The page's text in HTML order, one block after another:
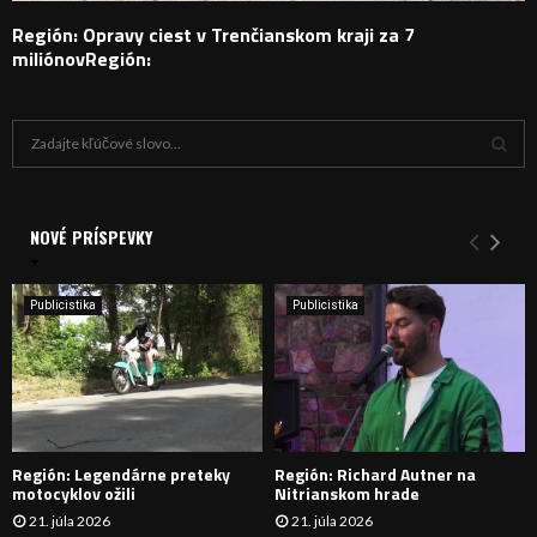
Región: Opravy ciest v Trenčianskom kraji za 7
miliónovRegión:
i
e
:
Y
H
D
NOVÉ PRÍSPEVKY
Publicistika
Región: Legendárne preteky
motocyklov ožili
21. júla 2026
Publicistika
Región: Richard Autner na
Nitrianskom hrade
21. júla 2026